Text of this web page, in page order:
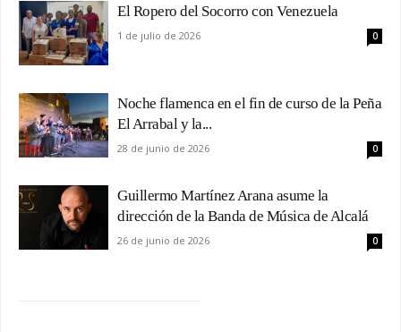
El Ropero del Socorro con Venezuela
1 de julio de 2026 0
Noche flamenca en el fin de curso de la Peña
El Arrabal y la...
28 de junio de 2026 0
Guillermo Martínez Arana asume la
dirección de la Banda de Música de Alcalá
26 de junio de 2026 0